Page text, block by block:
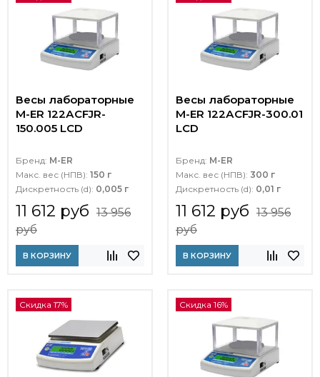
Весы лабораторные
M-ER 122АCFJR-
150.005 LСD
Бренд: M-ER
Макс. вес (НПВ): 150 г
Дискретность (d): 0,005 г
11 612 руб 13 956
руб
В КОРЗИНУ
Весы лабораторные
M-ER 122АCFJR-300.01
LСD
Бренд: M-ER
Макс. вес (НПВ): 300 г
Дискретность (d): 0,01 г
11 612 руб 13 956
руб
В КОРЗИНУ
Скидка 17% Скидка 16%